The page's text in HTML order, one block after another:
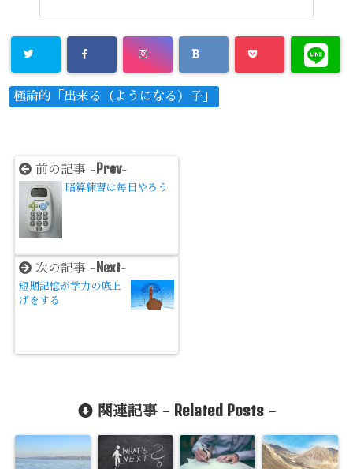
極論的「出来る（ようになる）子」
前の記事 - Prev-
暗算練習は毎日やろう
次の記事 - Next-
短期記憶が学力の底上
げをする
関連記事 - Related Posts-